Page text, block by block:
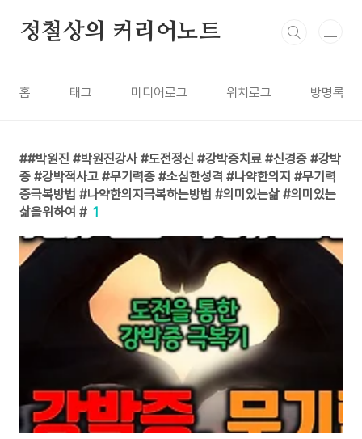
정철상의 커리어노트
홈 태그 미디어로그 위치로그 방명록
#박원진 #박원진강사 #도전정신 #강박증치료 #신경증 #강박
증 #강박적사고 #무기력증 #소심한성격 #나약한의지 #무기력
증극복방법 #나약한의지극복하는방법 #의미있는삶 #의미있는
삶을위하여 # 1